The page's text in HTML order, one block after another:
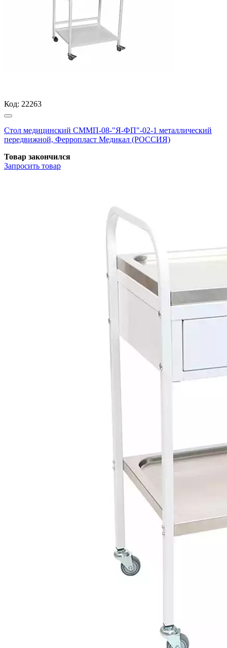
Код: 22263
Стол медицинский СММП-08-"Я-ФП"-02-1 металлический
передвижной, Ферропласт Медикал (РОССИЯ)
Товар закончился
Запросить товар